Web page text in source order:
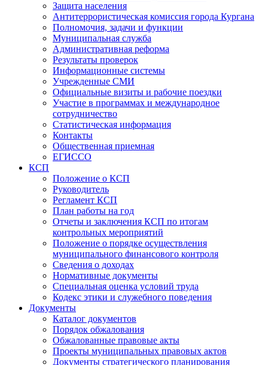
Защита населения
Антитеррористическая комиссия города Кургана
Полномочия, задачи и функции
Муниципальная служба
Административная реформа
Результаты проверок
Информационные системы
Учрежденные СМИ
Официальные визиты и рабочие поездки
Участие в программах и международное
сотрудничество
Статистическая информация
Контакты
Общественная приемная
ЕГИССО
КСП
Положение о КСП
Руководитель
Регламент КСП
План работы на год
Отчеты и заключения КСП по итогам
контрольных мероприятий
Положение о порядке осуществления
муниципального финансового контроля
Сведения о доходах
Нормативные документы
Специальная оценка условий труда
Кодекс этики и служебного поведения
Документы
Каталог документов
Порядок обжалования
Обжалованные правовые акты
Проекты муниципальных правовых актов
Документы стратегического планирования